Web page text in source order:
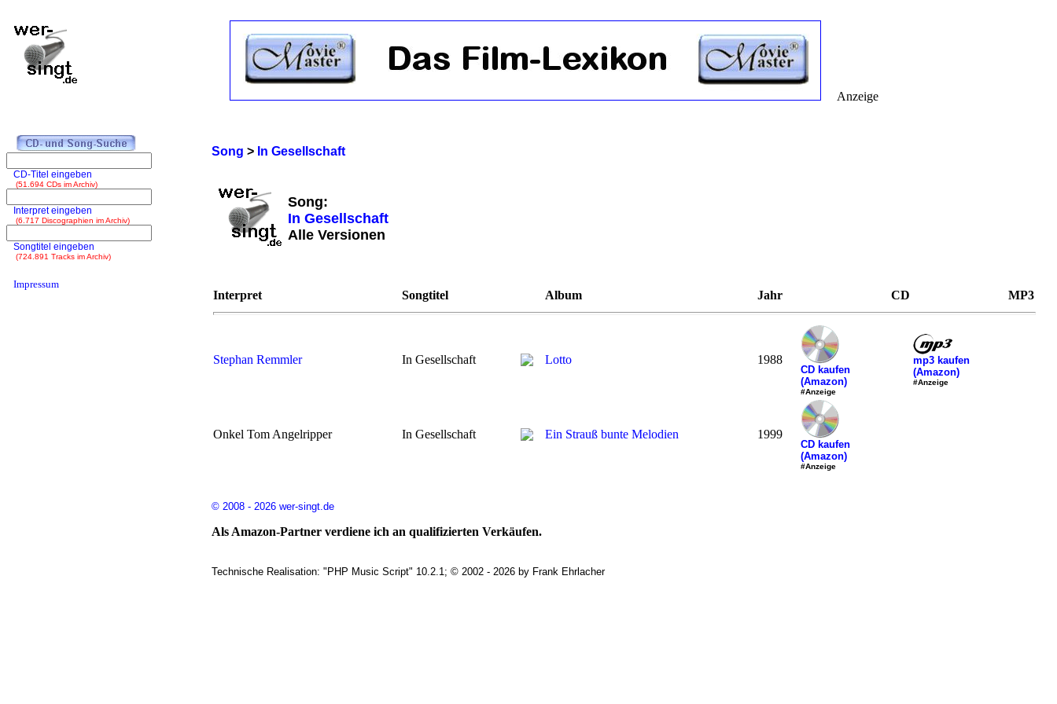
Song > In Gesellschaft
Song:
In Gesellschaft
Alle Versionen
Interpret Songtitel Album Jahr CD MP3
Stephan Remmler In Gesellschaft Lotto 1988
CD kaufen
(Amazon)
#Anzeige
mp3 kaufen
(Amazon)
#Anzeige
Onkel Tom Angelripper In Gesellschaft Ein Strauß bunte Melodien 1999
CD kaufen
(Amazon)
#Anzeige
© 2008 - 2026 wer-singt.de
Als Amazon-Partner verdiene ich an qualifizierten Verkäufen.
Technische Realisation: "PHP Music Script" 10.2.1; © 2002 - 2026 by Frank Ehrlacher
Anzeige
CD-Titel eingeben
(51.694 CDs im Archiv)
Interpret eingeben
(6.717 Discographien im Archiv)
Songtitel eingeben
(724.891 Tracks im Archiv)
Impressum